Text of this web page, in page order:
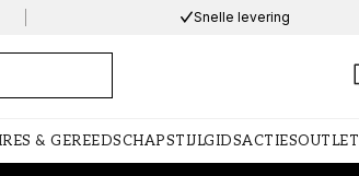
Snelle levering
& GEREEDSCHAPSTIJLGIDSACTIESOUTLET